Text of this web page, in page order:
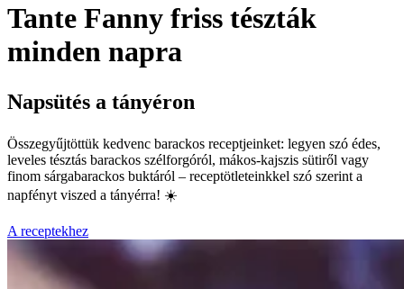
Tante Fanny friss tészták
minden napra
Napsütés a tányéron
Összegyűjtöttük kedvenc barackos receptjeinket: legyen szó édes,
leveles tésztás barackos szélforgóról, mákos-kajszis sütiről vagy
finom sárgabarackos buktáról – receptötleteinkkel szó szerint a
napfényt viszed a tányérra! ☀️
A receptekhez